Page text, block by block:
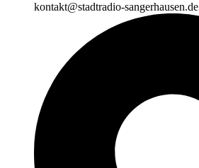
kontakt@stadtradio-sangerhausen.de